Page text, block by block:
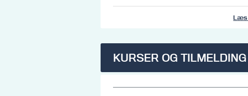
Læs
KURSER OG TILMELDING